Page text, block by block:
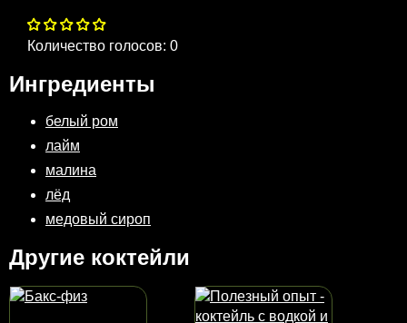
Количество голосов: 0
Ингредиенты
белый ром
лайм
малина
лёд
медовый сироп
Другие коктейли